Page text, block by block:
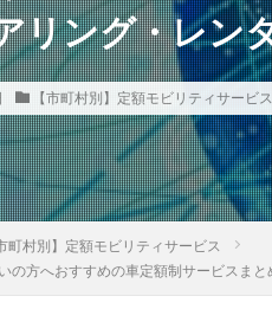
リング・レン
【市町村別】定額モビリティサービス
町村別】定額モビリティサービス
の方へおすすめの車定額制サービスま